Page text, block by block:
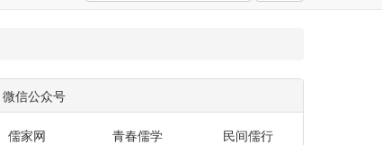
微信公众号
儒家网 青春儒学 民间儒行